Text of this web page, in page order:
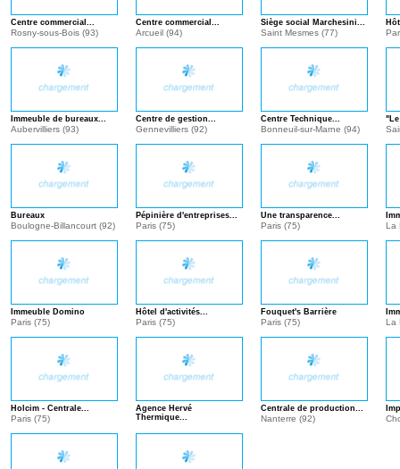
Centre commercial...
Rosny-sous-Bois (93)
Centre commercial...
Arcueil (94)
Siège social Marchesini...
Saint Mesmes (77)
Immeuble de bureaux...
Aubervilliers (93)
Centre de gestion...
Gennevilliers (92)
Centre Technique...
Bonneuil-sur-Marne (94)
Bureaux
Boulogne-Billancourt (92)
Pépinière d'entreprises...
Paris (75)
Une transparence...
Paris (75)
La
Immeuble Domino
Paris (75)
Hôtel d'activités...
Paris (75)
Fouquet's Barrière
Paris (75)
La
Holcim - Centrale...
Paris (75)
Agence Hervé
Thermique...
Centrale de production...
Nanterre (92)